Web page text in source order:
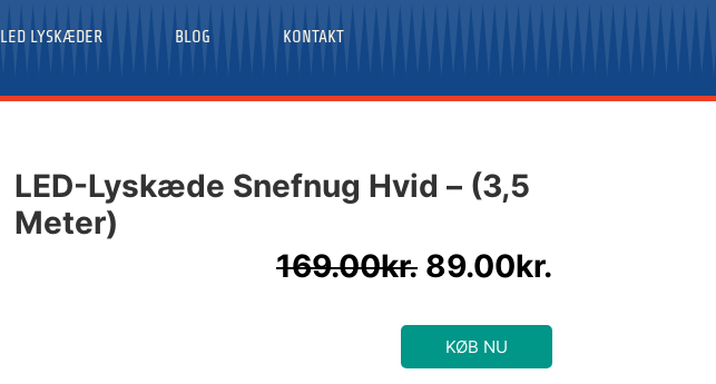
LED LYSKÆDER BLOG KONTAKT
LED-Lyskæde Snefnug Hvid – (3,5
Meter)
169.00kr.
Den
oprindelige
var:
169.00kr..
89.00kr.
KØB NU